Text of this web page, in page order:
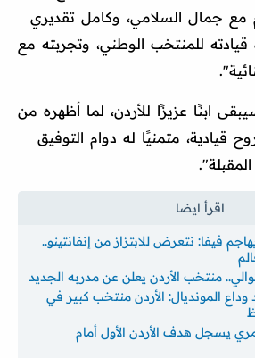
مع جمال السلامي، وكامل تقديري
للمنتخب الوطني، وتجربته مع
ابنًا عزيزًا للأردن، لما أظهره من
قيادية، متمنيًا له دوام التوفيق
فيفا: نتعرض للابتزاز من إنفانتينو..
منتخب الأردن يعلن عن مدربه الجديد
المونديال: الأردن منتخب كبير في
يسجل هدف الأردن الأول أمام